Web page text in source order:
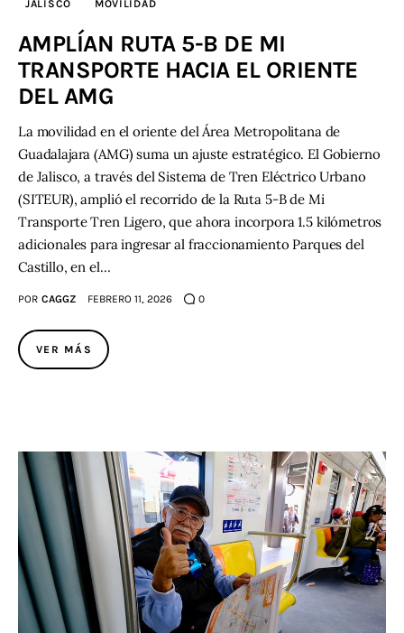
Contacto
JALISCO MOVILIDAD
AMPLÍAN RUTA 5-B DE MI
TRANSPORTE HACIA EL ORIENTE
DEL AMG
La movilidad en el oriente del Área Metropolitana de
Guadalajara (AMG) suma un ajuste estratégico. El Gobierno
de Jalisco, a través del Sistema de Tren Eléctrico Urbano
(SITEUR), amplió el recorrido de la Ruta 5-B de Mi
Transporte Tren Ligero, que ahora incorpora 1.5 kilómetros
adicionales para ingresar al fraccionamiento Parques del
Castillo, en el…
POR CAGGZ FEBRERO 11, 2026 0
VER MÁS